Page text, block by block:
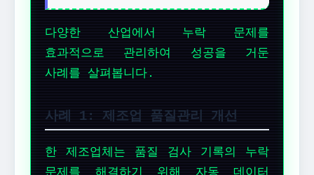
다양한 산업에서 누락 문제를
효과적으로 관리하여 성공을 거둔
사례를 살펴봅니다.
사례 1: 제조업 품질관리 개선
한 제조업체는 품질 검사 기록의 누락